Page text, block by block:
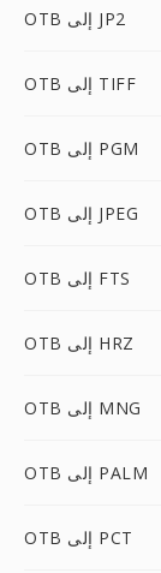
OTB إلى JP2
OTB إلى TIFF
OTB إلى PGM
OTB إلى JPEG
OTB إلى FTS
OTB إلى HRZ
OTB إلى MNG
OTB إلى PALM
OTB إلى PCT